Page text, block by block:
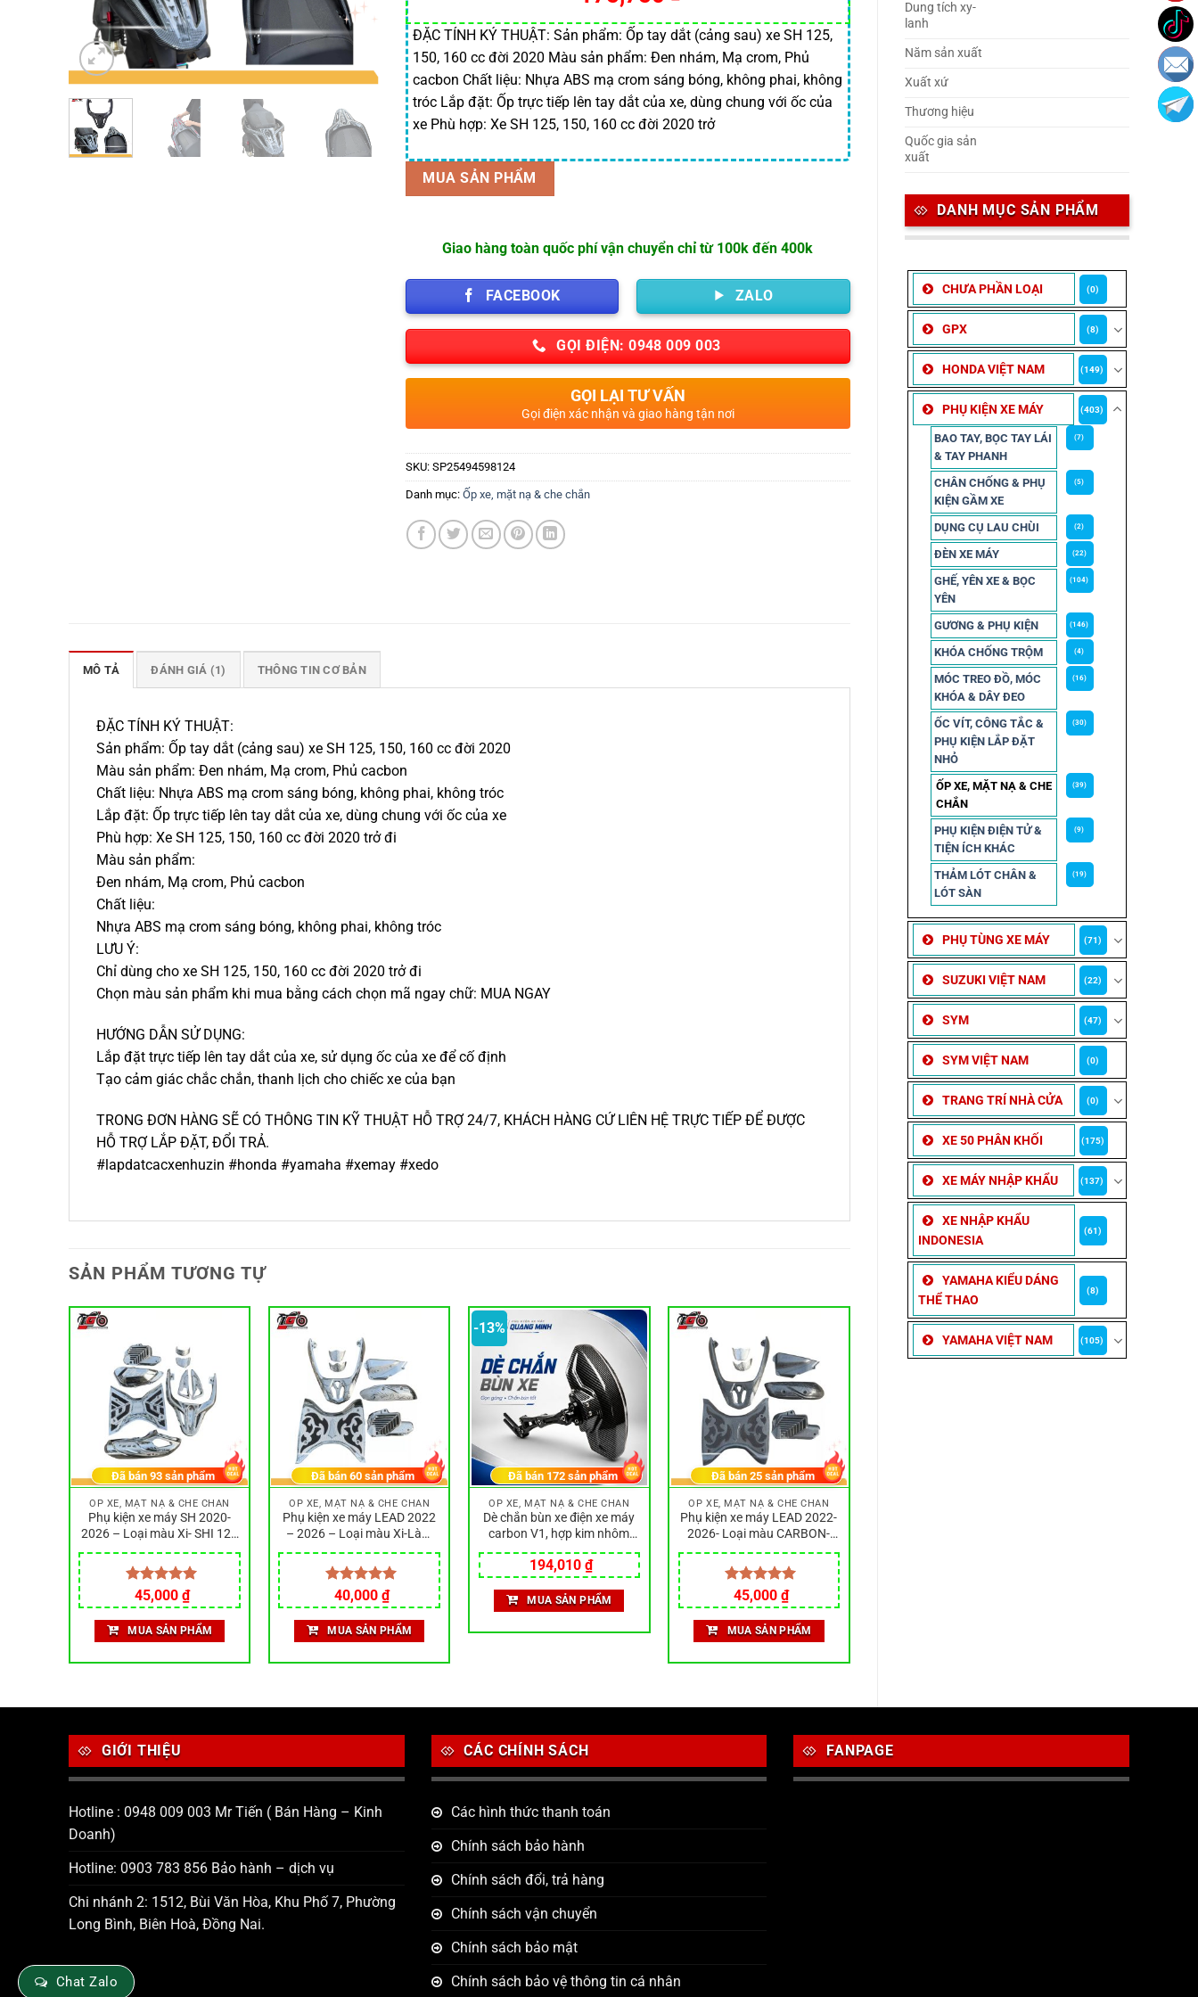
Dung tích xy-
lanh
Năm sản xuất
Xuất xứ
Thương hiệu
Quốc gia sản
xuất
DANH MỤC SẢN PHẨM
CHƯA PHẦN LOẠI (0)
GPX (8)
HONDA VIỆT NAM (149)
PHỤ KIỆN XE MÁY (403)
BAO TAY, BỌC TAY LÁI
& TAY PHANH
(7)
CHÂN CHỐNG & PHỤ
KIỆN GẦM XE
(5)
DỤNG CỤ LAU CHÙI (2)
ĐÈN XE MÁY (22)
GHẾ, YÊN XE & BỌC
YÊN
(104)
GƯƠNG & PHỤ KIỆN (146)
KHÓA CHỐNG TRỘM (4)
MÓC TREO ĐỒ, MÓC
KHÓA & DÂY ĐEO
(16)
ỐC VÍT, CÔNG TẮC &
PHỤ KIỆN LẮP ĐẶT
NHỎ
(30)
ỐP XE, MẶT NẠ & CHE
CHẮN
(39)
PHỤ KIỆN ĐIỆN TỬ &
TIỆN ÍCH KHÁC
(9)
THẢM LÓT CHÂN &
LÓT SÀN
(19)
PHỤ TÙNG XE MÁY (71)
SUZUKI VIỆT NAM (22)
SYM (47)
SYM VIỆT NAM (0)
TRANG TRÍ NHÀ CỬA (0)
XE 50 PHÂN KHỐI (175)
XE MÁY NHẬP KHẨU (137)
XE NHẬP KHẨU
INDONESIA
(61)
YAMAHA KIỂU DÁNG
THỂ THAO
(8)
YAMAHA VIỆT NAM (105)
gốc
là:
185,000 ₫.
hiện
tại
là:
175,750 ₫.
ĐẶC TÍNH KÝ THUẬT: Sản phẩm: Ốp tay dắt (cảng sau) xe SH 125,
150, 160 cc đời 2020 Màu sản phẩm: Đen nhám, Mạ crom, Phủ
cacbon Chất liệu: Nhựa ABS mạ crom sáng bóng, không phai, không
tróc Lắp đặt: Ốp trực tiếp lên tay dắt của xe, dùng chung với ốc của
xe Phù hợp: Xe SH 125, 150, 160 cc đời 2020 trở
MUA SẢN PHẨM
Giao hàng toàn quốc phí vận chuyển chỉ từ 100k đến 400k
FACEBOOK ZALO
GỌI ĐIỆN: 0948 009 003
GỌI LẠI TƯ VẤN
Gọi điện xác nhận và giao hàng tận nơi
SKU: SP25494598124
Danh mục: Ốp xe, mặt nạ & che chắn
MÔ TẢ ĐÁNH GIÁ (1) THÔNG TIN CƠ BẢN
ĐẶC TÍNH KÝ THUẬT:
Sản phẩm: Ốp tay dắt (cảng sau) xe SH 125, 150, 160 cc đời 2020
Màu sản phẩm: Đen nhám, Mạ crom, Phủ cacbon
Chất liệu: Nhựa ABS mạ crom sáng bóng, không phai, không tróc
Lắp đặt: Ốp trực tiếp lên tay dắt của xe, dùng chung với ốc của xe
Phù hợp: Xe SH 125, 150, 160 cc đời 2020 trở đi
Màu sản phẩm:
Đen nhám, Mạ crom, Phủ cacbon
Chất liệu:
Nhựa ABS mạ crom sáng bóng, không phai, không tróc
LƯU Ý:
Chỉ dùng cho xe SH 125, 150, 160 cc đời 2020 trở đi
Chọn màu sản phẩm khi mua bằng cách chọn mã ngay chữ: MUA NGAY
HƯỚNG DẪN SỬ DỤNG:
Lắp đặt trực tiếp lên tay dắt của xe, sử dụng ốc của xe để cố định
Tạo cảm giác chắc chắn, thanh lịch cho chiếc xe của bạn
TRONG ĐƠN HÀNG SẼ CÓ THÔNG TIN KỸ THUẬT HỖ TRỢ 24/7, KHÁCH HÀNG CỨ LIÊN HỆ TRỰC TIẾP ĐỂ ĐƯỢC
HỖ TRỢ LẮP ĐẶT, ĐỔI TRẢ.
#lapdatcacxenhuzin #honda #yamaha #xemay #xedo
SẢN PHẨM TƯƠNG TỰ
ỐP XE, MẶT NẠ & CHE CHẮN
Phụ kiện xe máy SH 2020-
2026 – Loại màu Xi- SHI 125
và SHI 160-Làm bằng nhựa
ABS siêu bền đẹp
Được xếp
hạng5.00
5 sao
45,000 ₫
Đã bán93 sản phẩm
MUA SẢN PHẨM
ỐP XE, MẶT NẠ & CHE CHẮN
Phụ kiện xe máy LEAD 2022
– 2026 – Loại màu Xi-Làm
bằng nhựa ABS siêu bền đẹp
Được xếp
hạng5.00
5 sao
40,000 ₫
Đã bán60 sản phẩm
MUA SẢN PHẨM
-13%
ỐP XE, MẶT NẠ & CHE CHẮN
Dè chắn bùn xe điện xe máy
carbon V1, hợp kim nhôm
chắc chắn gắn mọi dòng xe
Giá
gốc
là:
222,999 ₫.
194,010₫Giá
hiện
tại
là:
194,010 ₫.
Đã bán 172sản phẩm
MUA SẢN PHẨM
ỐP XE, MẶT NẠ & CHE CHẮN
Phụ kiện xe máy LEAD 2022-
2026- Loại màu CARBON-
Làm bằng nhựa ABS siêu
bền đẹp
Được xếp
hạng5.00
5 sao
45,000 ₫
Đã bán 25sản phẩm
MUA SẢN PHẨM
GIỚI THIỆU
Hotline : 0948 009 003 Mr Tiến ( Bán Hàng – Kinh
Doanh)
Hotline: 0903 783 856 Bảo hành – dịch vụ
Chi nhánh 2: 1512, Bùi Văn Hòa, Khu Phố 7, Phường
Long Bình, Biên Hoà, Đồng Nai.
CÁC CHÍNH SÁCH
Các hình thức thanh toán
Chính sách bảo hành
Chính sách đổi, trả hàng
Chính sách vận chuyển
Chính sách bảo mật
Chính sách bảo vệ thông tin cá nhân
FANPAGE
Chat Zalo